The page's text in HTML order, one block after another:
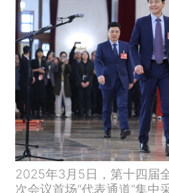
2025年3月5日，第十四届
次会议首场“代表通道”集中